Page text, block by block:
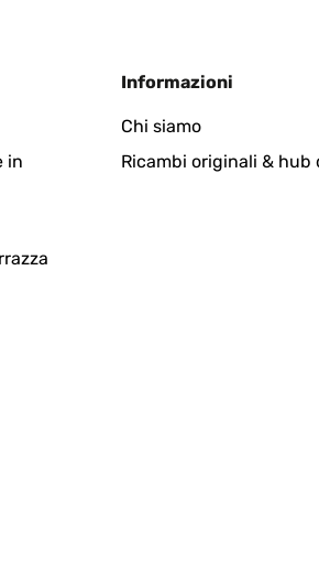
Beet diesen Ausmasses braucht von
in
Informazioni
Chi siamo
Ricambi originali & hub